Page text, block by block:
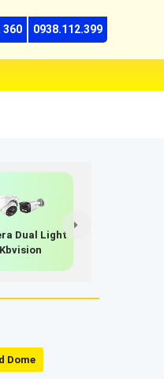
360 0938.112.399
Dual Light
Kbvision
Dome